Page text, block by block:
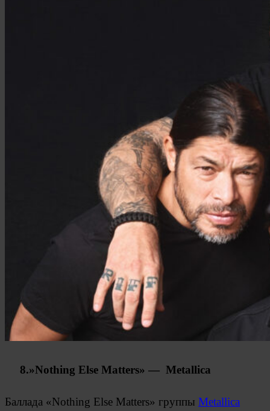
8.»Nothing Else Matters» — Metallica
Баллада «Nothing Else Matters» группы Metallica